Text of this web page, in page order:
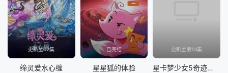
更新至02集
缔灵爱水心缠
已完结
星星狐的体验
更新至第13集
星卡梦少女5奇迹绽放